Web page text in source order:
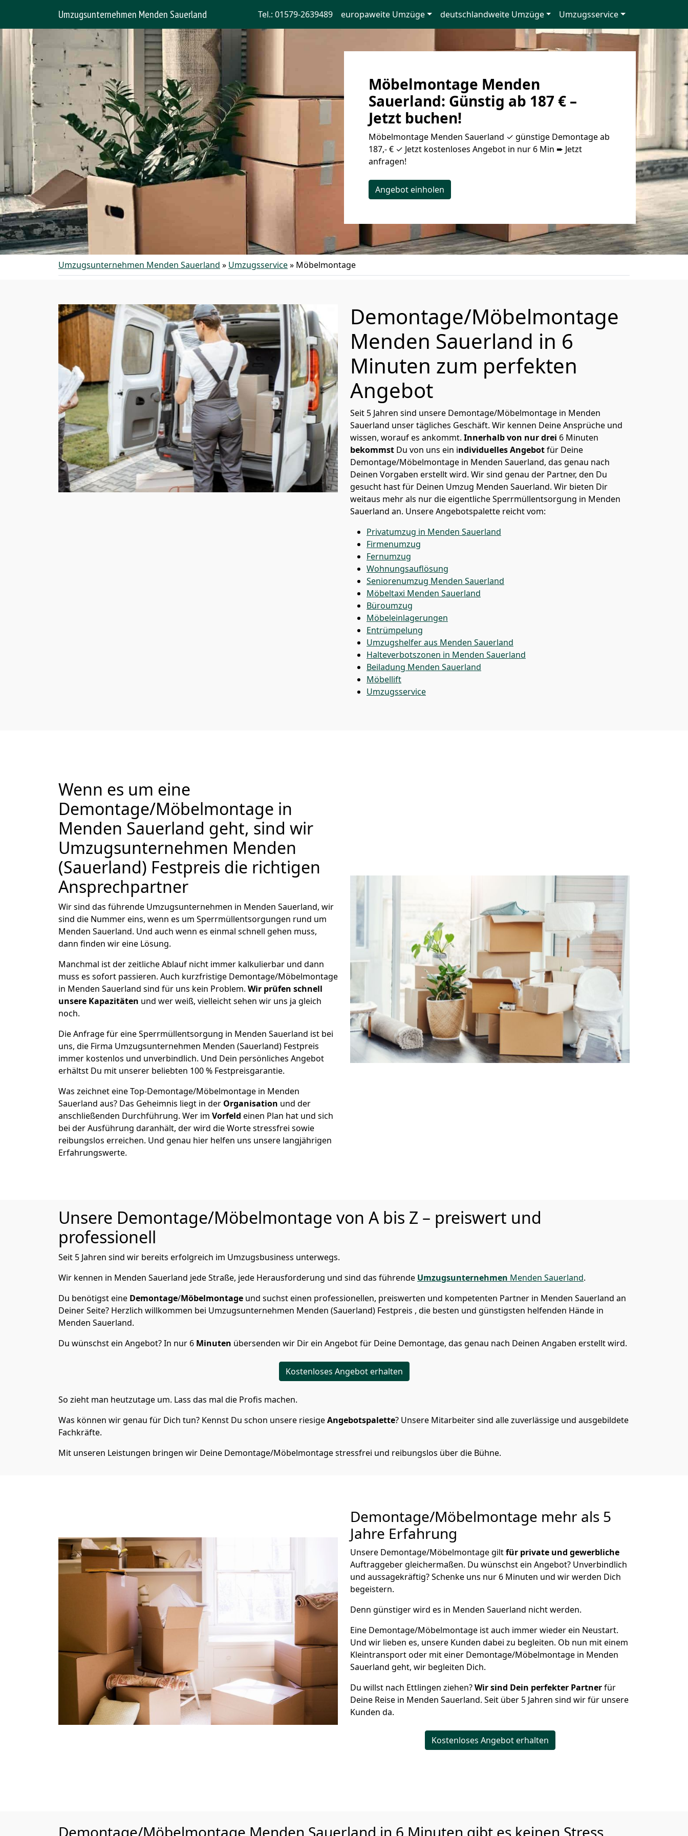
Umzugsunternehmen Menden Sauerland Tel.: 01579-2639489 europaweite Umzüge deutschlandweite Umzüge Umzugsservice
Möbelmontage Menden
Sauerland: Günstig ab 187 € –
Jetzt buchen!
Möbelmontage Menden Sauerland ✓ günstige Demontage ab
187,- € ✓ Jetzt kostenloses Angebot in nur 6 Min ➨ Jetzt
anfragen!
Angebot einholen
Umzugsunternehmen Menden Sauerland » Umzugsservice» Möbelmontage
Demontage/Möbelmontage
Menden Sauerland in 6
Minuten zum perfekten
Angebot
Seit 5 Jahren sind unsere Demontage/Möbelmontage in Menden
Sauerland unser tägliches Geschäft. Wir kennen Deine Ansprüche und
wissen, worauf es ankommt. Innerhalb von nur drei 6 Minuten
bekommst Du von uns ein individuelles Angebotfür Deine
Demontage/Möbelmontage in Menden Sauerland, das genau nach
Deinen Vorgaben erstellt wird. Wir sind genau der Partner, den Du
gesucht hast für Deinen Umzug Menden Sauerland. Wir bieten Dir
weitaus mehr als nur die eigentliche Sperrmüllentsorgung in Menden
Sauerland an. Unsere Angebotspalette reicht vom:
Privatumzug in Menden Sauerland
Firmenumzug
Fernumzug
Wohnungsauflösung
Seniorenumzug Menden Sauerland
Möbeltaxi Menden Sauerland
Büroumzug
Möbeleinlagerungen
Entrümpelung
Umzugshelfer aus Menden Sauerland
Halteverbotszonen in Menden Sauerland
Beiladung Menden Sauerland
Möbellift
Umzugsservice
Wenn es um eine
Demontage/Möbelmontage in
Menden Sauerland geht, sind wir
Umzugsunternehmen Menden
(Sauerland) Festpreis die richtigen
Ansprechpartner
Wir sind das führende Umzugsunternehmen in Menden Sauerland, wir
sind die Nummer eins, wenn es um Sperrmüllentsorgungen rund um
Menden Sauerland. Und auch wenn es einmal schnell gehen muss,
dann finden wir eine Lösung.
Manchmal ist der zeitliche Ablauf nicht immer kalkulierbar und dann
muss es sofort passieren. Auch kurzfristige Demontage/Möbelmontage
in Menden Sauerland sind für uns kein Problem. Wir prüfen schnell
unsere Kapazitäten und wer weiß, vielleicht sehen wir uns ja gleich
noch.
Die Anfrage für eine Sperrmüllentsorgung in Menden Sauerland ist bei
uns, die Firma Umzugsunternehmen Menden (Sauerland) Festpreis
immer kostenlos und unverbindlich. Und Dein persönliches Angebot
erhältst Du mit unserer beliebten 100 % Festpreisgarantie.
Was zeichnet eine Top-Demontage/Möbelmontage in Menden
Sauerland aus? Das Geheimnis liegt in der Organisation und der
anschließenden Durchführung. Wer im Vorfeld einen Plan hat und sich
bei der Ausführung daranhält, der wird die Worte stressfrei sowie
reibungslos erreichen. Und genau hier helfen uns unsere langjährigen
Erfahrungswerte.
Unsere Demontage/Möbelmontage von A bis Z – preiswert und
professionell
Seit 5 Jahren sind wir bereits erfolgreich im Umzugsbusiness unterwegs.
Wir kennen in Menden Sauerland jede Straße, jede Herausforderung und sind das führende Umzugsunternehmen Menden Sauerland.
Du benötigst eine Demontage/Möbelmontage und suchst einen professionellen, preiswerten und kompetenten Partner in Menden Sauerland an
Deiner Seite? Herzlich willkommen bei Umzugsunternehmen Menden (Sauerland) Festpreis , die besten und günstigsten helfenden Hände in
Menden Sauerland.
Du wünschst ein Angebot? In nur 6 Minuten übersenden wir Dir ein Angebot für Deine Demontage, das genau nach Deinen Angaben erstellt wird.
Kostenloses Angebot erhalten
So zieht man heutzutage um. Lass das mal die Profis machen.
Was können wir genau für Dich tun? Kennst Du schon unsere riesigeAngebotspalette? Unsere Mitarbeiter sind alle zuverlässige und ausgebildete
Fachkräfte.
Mit unseren Leistungen bringen wir Deine Demontage/Möbelmontage stressfrei und reibungslos über die Bühne.
Demontage/Möbelmontage mehr als 5
Jahre Erfahrung
Unsere Demontage/Möbelmontage giltfür private und gewerbliche
Auftraggeber gleichermaßen. Du wünschst ein Angebot? Unverbindlich
und aussagekräftig? Schenke uns nur 6 Minuten und wir werden Dich
begeistern.
Denn günstiger wird es in Menden Sauerland nicht werden.
Eine Demontage/Möbelmontage ist auch immer wieder ein Neustart.
Und wir lieben es, unsere Kunden dabei zu begleiten. Ob nun mit einem
Kleintransport oder mit einer Demontage/Möbelmontage in Menden
Sauerland geht, wir begleiten Dich.
Du willst nach Ettlingen ziehen?Wir sind Dein perfekter Partnerfür
Deine Reise in Menden Sauerland. Seit über 5 Jahren sind wir für unsere
Kunden da.
Kostenloses Angebot erhalten
Demontage/Möbelmontage Menden Sauerland in 6 Minuten gibt es keinen Stress